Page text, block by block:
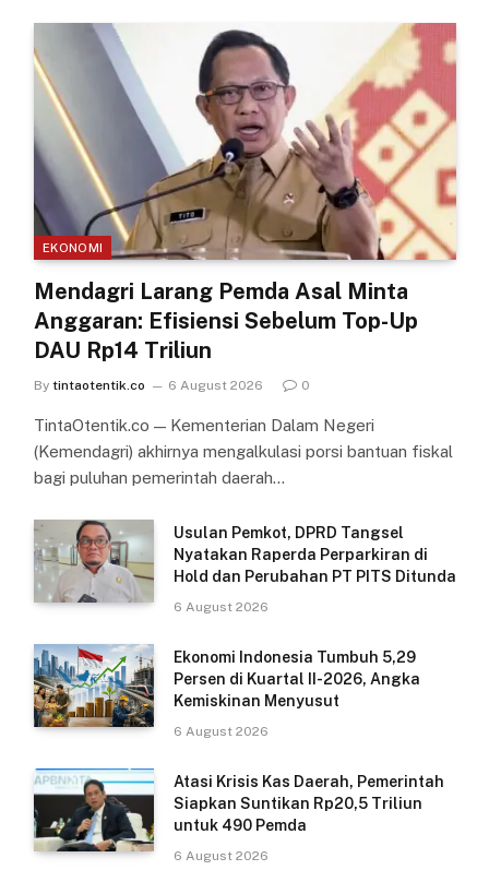
EKONOMI
Mendagri Larang Pemda Asal Minta
Anggaran: Efisiensi Sebelum Top-Up
DAU Rp14 Triliun
By tintaotentik.co 6 August 2026 0
TintaOtentik.co — Kementerian Dalam Negeri
(Kemendagri) akhirnya mengalkulasi porsi bantuan fiskal
bagi puluhan pemerintah daerah…
Usulan Pemkot, DPRD Tangsel
Nyatakan Raperda Perparkiran di
Hold dan Perubahan PT PITS Ditunda
6 August 2026
Ekonomi Indonesia Tumbuh 5,29
Persen di Kuartal II-2026, Angka
Kemiskinan Menyusut
6 August 2026
Atasi Krisis Kas Daerah, Pemerintah
Siapkan Suntikan Rp20,5 Triliun
untuk 490 Pemda
6 August 2026